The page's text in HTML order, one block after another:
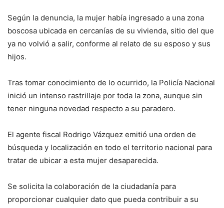
Según la denuncia, la mujer había ingresado a una zona
boscosa ubicada en cercanías de su vivienda, sitio del que
ya no volvió a salir, conforme al relato de su esposo y sus
hijos.
Tras tomar conocimiento de lo ocurrido, la Policía Nacional
inició un intenso rastrillaje por toda la zona, aunque sin
tener ninguna novedad respecto a su paradero.
El agente fiscal Rodrigo Vázquez emitió una orden de
búsqueda y localización en todo el territorio nacional para
tratar de ubicar a esta mujer desaparecida.
Se solicita la colaboración de la ciudadanía para
proporcionar cualquier dato que pueda contribuir a su